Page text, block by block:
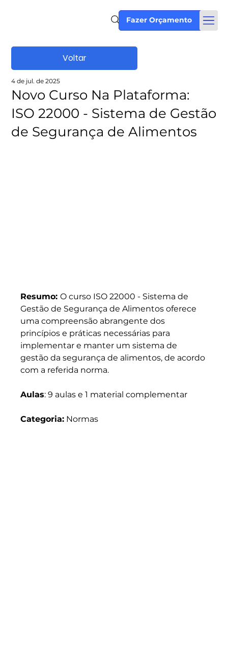
Fazer Orçamento
Voltar
Novo Curso Na Plataforma:
ISO 22000 - Sistema de Gestão
de Segurança de Alimentos
4 de jul. de 2025
Resumo: O curso ISO 22000 - Sistema de
Gestão de Segurança de Alimentos oferece
uma compreensão abrangente dos
princípios e práticas necessárias para
implementar e manter um sistema de
gestão da segurança de alimentos, de acordo
com a referida norma.
Aulas: 9 aulas e 1 material complementar
Categoria: Normas